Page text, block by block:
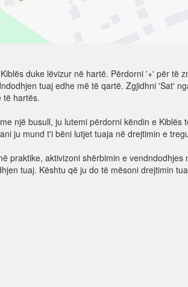
duke lëvizur në hartë. Përdorni '+' për
tuaj edhe më të qartë. Zgjidhni 'Sat'
të hartës.
një busull, ju lutemi përdorni këndin e Kiblës
ju mund t'i bëni lutjet tuaja në drejtimin e
praktike, aktivizoni shërbimin e
tuaj. Kështu që ju do të mësoni drejtimin